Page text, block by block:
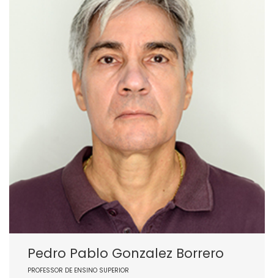
Pedro Pablo Gonzalez Borrero
PROFESSOR DE ENSINO SUPERIOR